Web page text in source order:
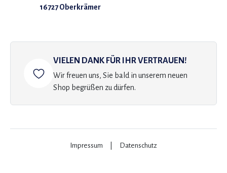
16727 Oberkrämer
VIELEN DANK FÜR IHR VERTRAUEN!
Wir freuen uns, Sie bald in unserem neuen
Shop begrüßen zu dürfen.
Impressum Datenschutz